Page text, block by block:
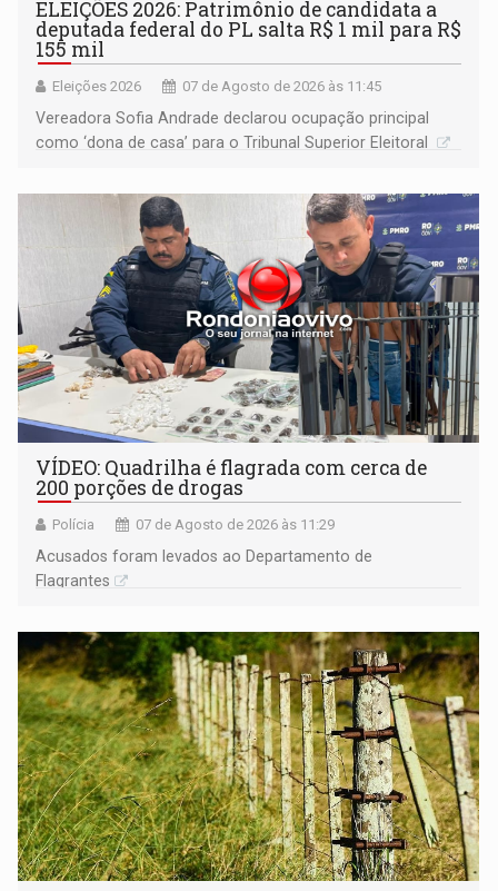
ELEIÇÕES 2026: Patrimônio de candidata a
deputada federal do PL salta R$ 1 mil para R$
155 mil
Eleições 2026 07 de Agosto de 2026 às 11:45
Vereadora Sofia Andrade declarou ocupação principal
como ‘dona de casa’ para o Tribunal Superior Eleitoral
VÍDEO: Quadrilha é flagrada com cerca de
200 porções de drogas
Polícia 07 de Agosto de 2026 às 11:29
Acusados foram levados ao Departamento de
Flagrantes